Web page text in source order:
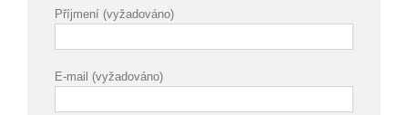
Příjmení (vyžadováno)
E-mail (vyžadováno)